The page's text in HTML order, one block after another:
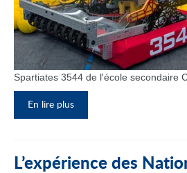
Spartiates 3544 de l'école secondaire
En lire plus
L’expérience des